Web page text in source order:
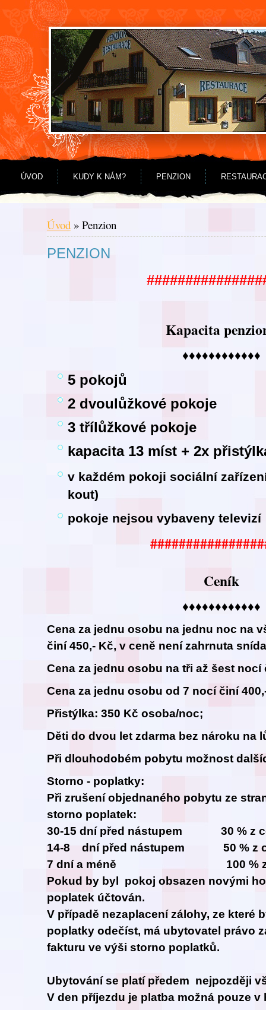
Jdi na obsah
Jdi na menu
ÚVOD KUDY K NÁM? PENZION
Úvod » Penzion
PENZION
Kapacita
♦♦♦♦♦♦♦♦♦♦♦♦
5 pokojů
2 dvoulůžkové pokoje
3 třílůžkové pokoje
kapacita 13 míst + 2x
v každém pokoji sociální
kout)
pokoje nejsou vybaveny televizí
Ceník
♦♦♦♦♦♦♦♦♦♦♦♦
Cena za jednu osobu na jednu noc na
činí 450,- Kč, v ceně není zahrnuta
Cena za jednu osobu na tři až šest nocí
Cena za jednu osobu od 7 nocí činí
Přistýlka: 350 Kč osoba/noc;
Děti do dvou let zdarma bez nároku na
Při dlouhodobém pobytu možnost
Storno - poplatky:
Při zrušení objednaného pobytu ze
storno poplatek:
30-15 dní před nástupem 30 % z
14-8 dní před nástupem 50 % z
7 dní a méně 100 % z
Pokud by byl pokoj obsazen novými
poplatek účtován.
V případě nezaplacení zálohy, ze které
poplatky odečíst, má ubytovatel právo
fakturu ve výši storno poplatků.
Ubytování se platí předem nejpozději
V den příjezdu je platba možná pouze v